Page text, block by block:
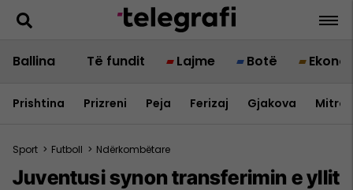
Ballina Të fundit Lajme Botë
Prishtina Prizreni Peja Ferizaj Gjakova
Sport > Futboll > Ndërkombëtare
Juventusi synon transferimin e yllit